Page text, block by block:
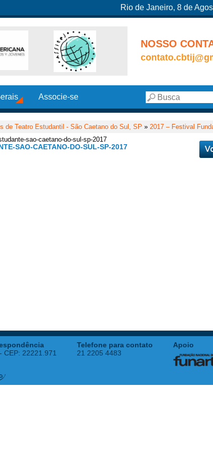
Rio de Janeiro, 8 de
NOSSO
Associe-se
de Teatro Estudantil - São Caetano do Sul, SP » 2017 – Festival
sao-caetano-do-sul-sp-2017
SAO-CAETANO-DO-SUL-SP-2017
CEP: 22221.971
Telefone para contato
21 2205 4483
Apoio